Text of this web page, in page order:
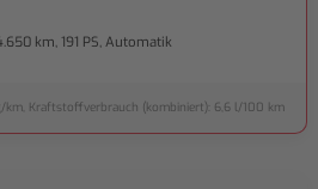
km, 191 PS, Automatik
km, Kraftstoffverbrauch (kombiniert): 6,6 l/100 km